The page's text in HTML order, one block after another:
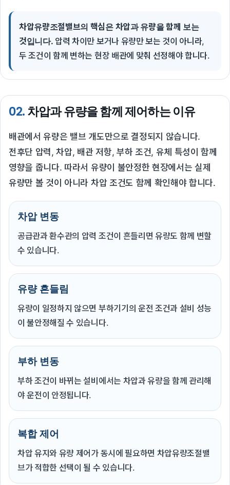
차압유량조절밸브의 핵심은 차압과 유량을 함께 보는
것입니다. 압력 차이만 보거나 유량만 보는 것이 아니라,
두 조건이 함께 변하는 현장 배관에 맞춰 선정해야 합니다.
02.차압과 유량을 함께 제어하는 이유
배관에서 유량은 밸브 개도만으로 결정되지 않습니다.
전후단 압력, 차압, 배관 저항, 부하 조건, 유체 특성이 함께
영향을 줍니다. 따라서 유량이 불안정한 현장에서는 실제
유량만 볼 것이 아니라 차압 조건도 함께 확인해야 합니다.
차압 변동
공급관과 환수관의 압력 조건이 흔들리면 유량도 함께 변할
수 있습니다.
유량 흔들림
유량이 일정하지 않으면 부하기기의 운전 조건과 설비 성능
이 불안정해질 수 있습니다.
부하 변동
부하 조건이 바뀌는 설비에서는 차압과 유량을 함께 관리해
야 운전이 안정됩니다.
복합 제어
차압 유지와 유량 제어가 동시에 필요하면 차압유량조절밸
브가 적합한 선택이 될 수 있습니다.